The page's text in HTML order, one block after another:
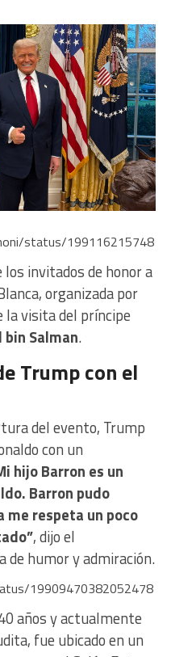
status/199116215748
invitados de honor a
organizada por
la visita del príncipe
Salman.
Trump con el
del evento, Trump
con un
hijo Barron es un
Barron pudo
me respeta un poco
, dijo el
de humor y admiración.
19909470382052478
años y actualmente
fue ubicado en un